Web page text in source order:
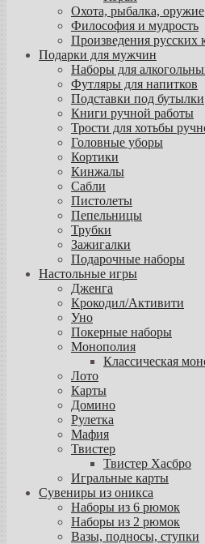
Охота, рыбалка, оружие
Философия и мудрость
Произведения русских
Подарки для мужчин
Наборы для
Футляры для напитков
Подставки под бутылки
Книги ручной работы
Трости для хотьбы
Головные уборы
Кортики
Кинжалы
Сабли
Пистолеты
Пепельницы
Трубки
Зажигалки
Подарочные наборы
Настольные игры
Дженга
Крокодил/Активити
Уно
Покерные наборы
Монополия
Классическая
Лото
Карты
Домино
Рулетка
Мафия
Твистер
Твистер Хасбро
Игральные карты
Сувениры из оникса
Наборы из 6 рюмок
Наборы из 2 рюмок
Вазы, подносы, ступки